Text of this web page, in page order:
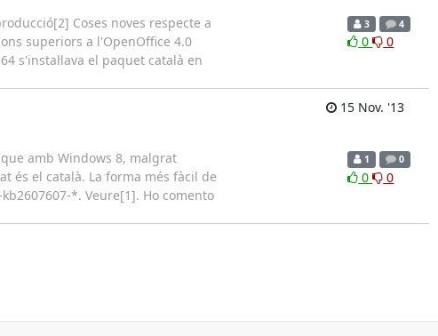
Coses noves respecte a
superiors a l'OpenOffice 4.0
s'instal·lava el paquet català en
3 4
0 0
15 Nov. '13
amb Windows 8, malgrat
és el català. La forma més fàcil de
*. Veure[1]. Ho comento
1 0
0 0